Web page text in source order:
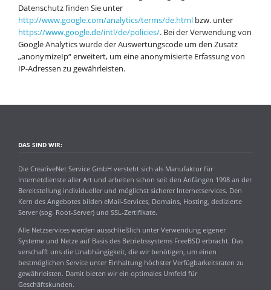
Datenschutz finden Sie unter
http://www.google.com/analytics/terms/de.htmlbzw. unter
https://www.google.de/intl/de/policies/. Bei der Verwendung von
Google Analytics wurde der Auswertungscode um den Zusatz
„anonymizeIp“ erweitert, um eine anonymisierte Erfassung von
IP-Adressen zu gewährleisten.
DAS SIND WIR:
Die CreativeNet Service GmbH versteht sich als Manufaktur für
Internetdienste aller Art und arbeiten schon seit den Anfängen 1998 an der
Bereitstellung individueller und möglichst sicherer Internetservices. Den
Kern des Angebotes bilden eMail-Services, Domains, Hosting, dedizierte
Server (sog. Root-Server) und SSL-Zertifikate.
Alle Netzservices werden ausschließlich unter Verwendung eigener
Systeme und Netze auf Basis des Betriebssystems FreeBSD erbracht. Das
verschafft uns die Unabhängigkeit, die wir benötigen, um einen
bestmöglichen Service unter Einhaltung höchster Verfügbarkeitsraten zu
gewährleisten. Damit bieten wir ein optimales Umfeld für
Geschäftskunden.